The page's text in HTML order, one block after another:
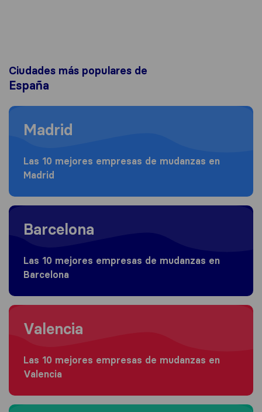
Ciudades más populares de
España
Moving to Madrid
Madrid
Las 10 mejores empresas de mudanzas en
Madrid
Moving to Barcelona
Barcelona
Las 10 mejores empresas de mudanzas en
Barcelona
Moving to Valencia
Valencia
Las 10 mejores empresas de mudanzas en
Valencia
Moving to Málaga